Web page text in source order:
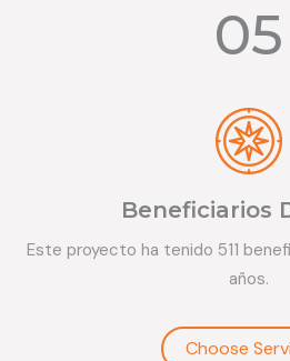
05
Beneficiarios
Este proyecto ha tenido 511
años.
Choose